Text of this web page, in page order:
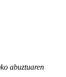
abuztuaren